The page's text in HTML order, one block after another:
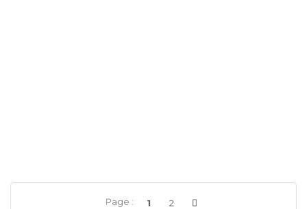
Page : 1 2